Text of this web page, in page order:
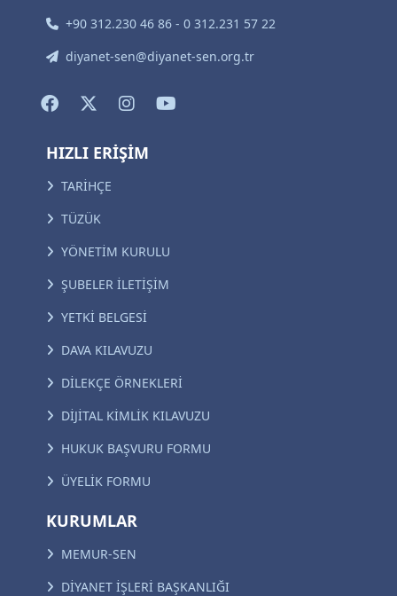
+90 312.230 46 86 - 0 312.231 57 22
diyanet-sen@diyanet-sen.org.tr
HIZLI ERİŞİM
TARİHÇE
TÜZÜK
YÖNETİM KURULU
ŞUBELER İLETİŞİM
YETKİ BELGESİ
DAVA KILAVUZU
DİLEKÇE ÖRNEKLERİ
DİJİTAL KİMLİK KILAVUZU
HUKUK BAŞVURU FORMU
ÜYELİK FORMU
KURUMLAR
MEMUR-SEN
DİYANET İŞLERİ BAŞKANLIĞI